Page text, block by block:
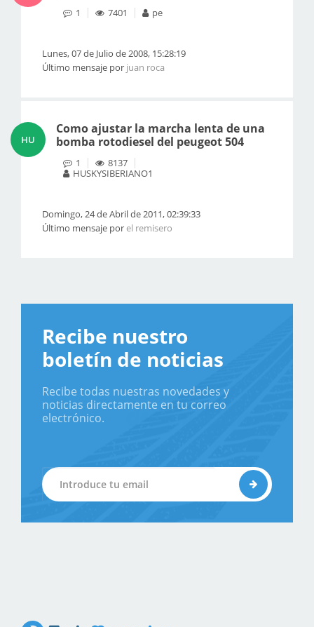
1 7401 pe
Lunes, 07 de Julio de 2008, 15:28:19
Último mensaje por juan roca
HU
Como ajustar la marcha lenta de una
bomba rotodiesel del peugeot 504
1
8137
HUSKYSIBERIANO1
Domingo, 24 de Abril de 2011, 02:39:33
Último mensaje porel remisero
Recibe nuestro
boletín de noticias
Recibe todas nuestras novedades y
noticias directamente en tu correo
electrónico.